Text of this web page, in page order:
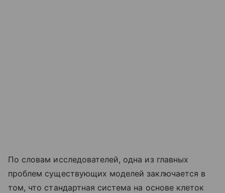
По словам исследователей, одна из главных
проблем существующих моделей заключается в
том, что стандартная система на основе клеток